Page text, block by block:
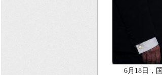
6月18日，